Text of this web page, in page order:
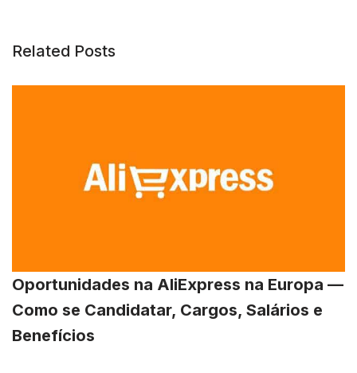
Related Posts
Oportunidades na AliExpress na Europa —
Como se Candidatar, Cargos, Salários e
Benefícios